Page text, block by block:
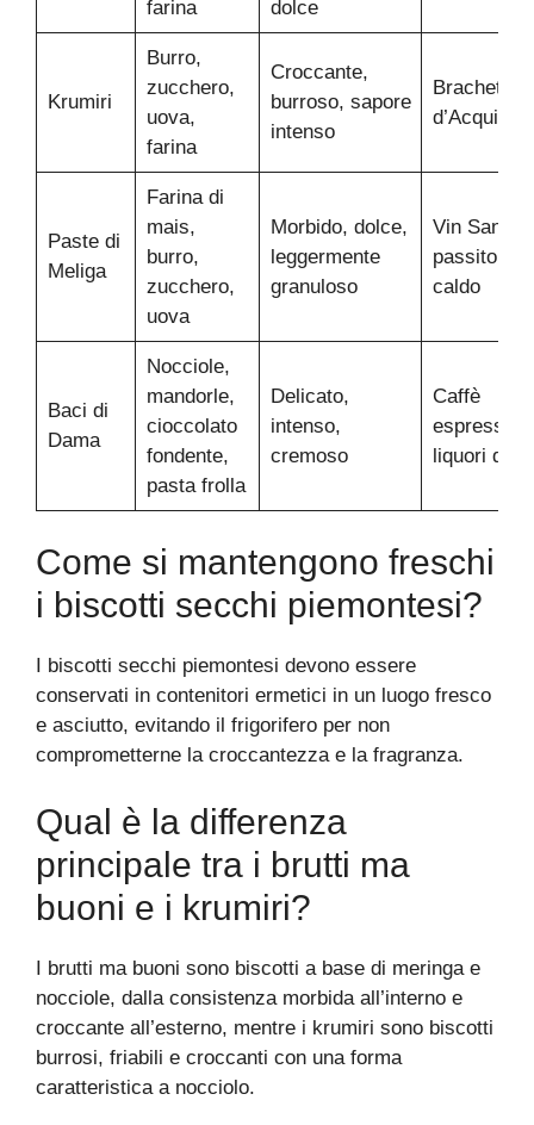
farina dolce
Krumiri
Burro,
zucchero,
uova,
farina
Croccante,
burroso, sapore
intenso
Brachetto
d’Acqui,
Paste di
Meliga
Farina di
mais,
burro,
zucchero,
uova
Morbido, dolce,
leggermente
granuloso
Vin Santo,
passito,
caldo
Baci di
Dama
Nocciole,
mandorle,
cioccolato
fondente,
pasta frolla
Delicato,
intenso,
cremoso
Caffè
espresso,
liquori dolci
Come si mantengono freschi
i biscotti secchi piemontesi?
I biscotti secchi piemontesi devono essere
conservati in contenitori ermetici in un luogo fresco
e asciutto, evitando il frigorifero per non
comprometterne la croccantezza e la fragranza.
Qual è la differenza
principale tra i brutti ma
buoni e i krumiri?
I brutti ma buoni sono biscotti a base di meringa e
nocciole, dalla consistenza morbida all’interno e
croccante all’esterno, mentre i krumiri sono biscotti
burrosi, friabili e croccanti con una forma
caratteristica a nocciolo.